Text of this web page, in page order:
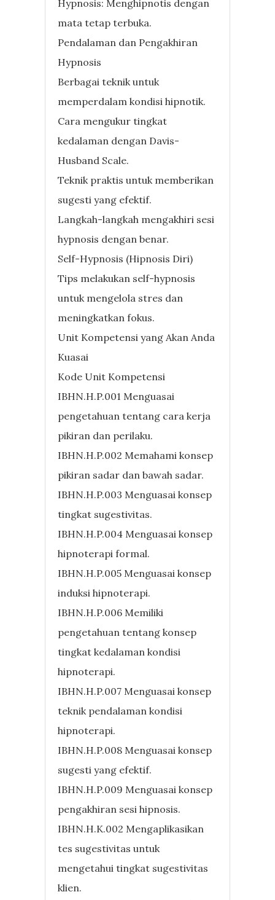
Hypnosis: Menghipnotis dengan
mata tetap terbuka.
Pendalaman dan Pengakhiran
Hypnosis
Berbagai teknik untuk
memperdalam kondisi hipnotik.
Cara mengukur tingkat
kedalaman dengan Davis-
Husband Scale.
Teknik praktis untuk memberikan
sugesti yang efektif.
Langkah-langkah mengakhiri sesi
hypnosis dengan benar.
Self-Hypnosis (Hipnosis Diri)
Tips melakukan self-hypnosis
untuk mengelola stres dan
meningkatkan fokus.
Unit Kompetensi yang Akan Anda
Kuasai
Kode Unit Kompetensi
IBHN.H.P.001 Menguasai
pengetahuan tentang cara kerja
pikiran dan perilaku.
IBHN.H.P.002 Memahami konsep
pikiran sadar dan bawah sadar.
IBHN.H.P.003 Menguasai konsep
tingkat sugestivitas.
IBHN.H.P.004 Menguasai konsep
hipnoterapi formal.
IBHN.H.P.005 Menguasai konsep
induksi hipnoterapi.
IBHN.H.P.006 Memiliki
pengetahuan tentang konsep
tingkat kedalaman kondisi
hipnoterapi.
IBHN.H.P.007 Menguasai konsep
teknik pendalaman kondisi
hipnoterapi.
IBHN.H.P.008 Menguasai konsep
sugesti yang efektif.
IBHN.H.P.009 Menguasai konsep
pengakhiran sesi hipnosis.
IBHN.H.K.002 Mengaplikasikan
tes sugestivitas untuk
mengetahui tingkat sugestivitas
klien.